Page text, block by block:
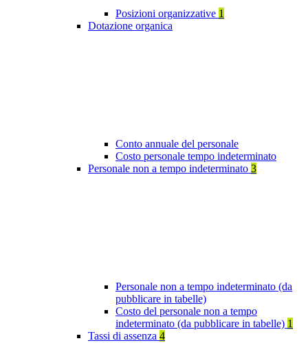
Posizioni organizzative 1
Dotazione organica
Conto annuale del personale
Costo personale tempo indeterminato
Personale non a tempo indeterminato 3
Personale non a tempo indeterminato (da
pubblicare in tabelle)
Costo del personale non a tempo
indeterminato (da pubblicare in tabelle) 1
Tassi di assenza 4